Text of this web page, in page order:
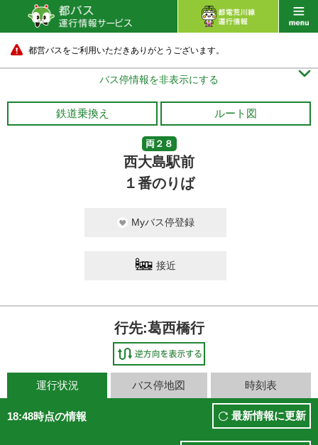
都営バスをご利用いただきありがとうございます。
バス停情報を非表示にする 
鉄道乗換え ルート図
両２８
西大島駅前
１番のりば
Myバス停登録
接近
行先:葛西橋行
運行状況 バス停地図 時刻表
18:48時点の情報 最新情報に更新